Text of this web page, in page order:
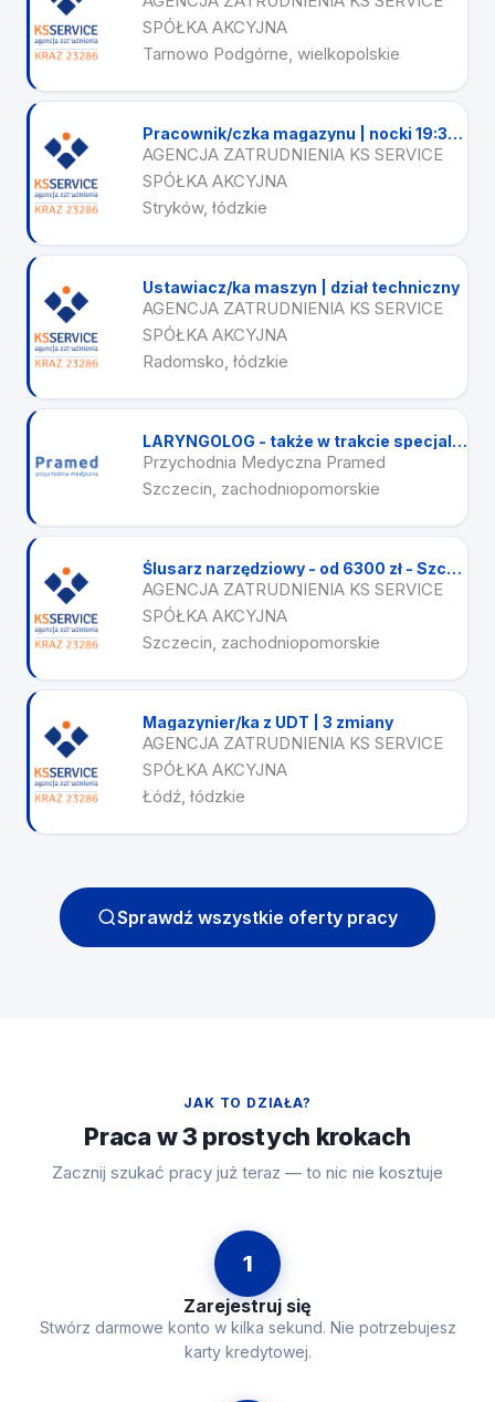
SPÓŁKA AKCYJNA
Tarnowo Podgórne, wielkopolskie
Pracownik/czka magazynu | nocki 19:30 - 3:30
AGENCJA ZATRUDNIENIA KS SERVICE
SPÓŁKA AKCYJNA
Stryków, łódzkie
Ustawiacz/ka maszyn | dział techniczny
AGENCJA ZATRUDNIENIA KS SERVICE
SPÓŁKA AKCYJNA
Radomsko, łódzkie
LARYNGOLOG - także w trakcie specjalizacji
Przychodnia Medyczna Pramed
Szczecin, zachodniopomorskie
Ślusarz narzędziowy - od 6300 zł - Szczecin!
AGENCJA ZATRUDNIENIA KS SERVICE
SPÓŁKA AKCYJNA
Szczecin, zachodniopomorskie
Magazynier/ka z UDT | 3 zmiany
AGENCJA ZATRUDNIENIA KS SERVICE
SPÓŁKA AKCYJNA
Łódź, łódzkie
Sprawdź wszystkie oferty pracy
JAK TO DZIAŁA?
Praca w 3 prostych krokach
Zacznij szukać pracy już teraz — to nic nie kosztuje
1
Zarejestruj się
Stwórz darmowe konto w kilka sekund. Nie potrzebujesz
karty kredytowej.